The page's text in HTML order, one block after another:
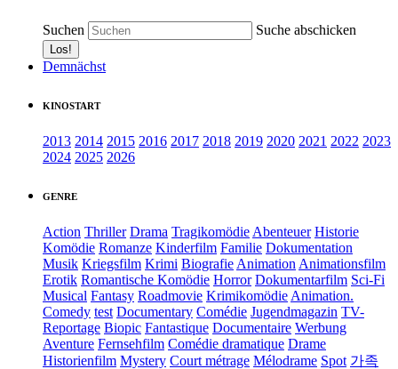
Suchen Suche abschicken
Demnächst
KINOSTART
2013 2014 2015 2016 2017 2018 2019 2020 2021 2022 2023
2024 2025 2026
GENRE
Action Thriller Drama Tragikomödie Abenteuer Historie
Komödie Romanze Kinderfilm Familie Dokumentation
Musik Kriegsfilm Krimi Biografie Animation Animationsfilm
Erotik Romantische Komödie Horror Dokumentarfilm Sci-Fi
Musical Fantasy Roadmovie Krimikomödie Animation.
Comedy test Documentary Comédie Jugendmagazin TV-
Reportage Biopic Fantastique Documentaire Werbung
Aventure Fernsehfilm Comédie dramatique Drame
Historienfilm Mystery Court métrage Mélodrame Spot 가족